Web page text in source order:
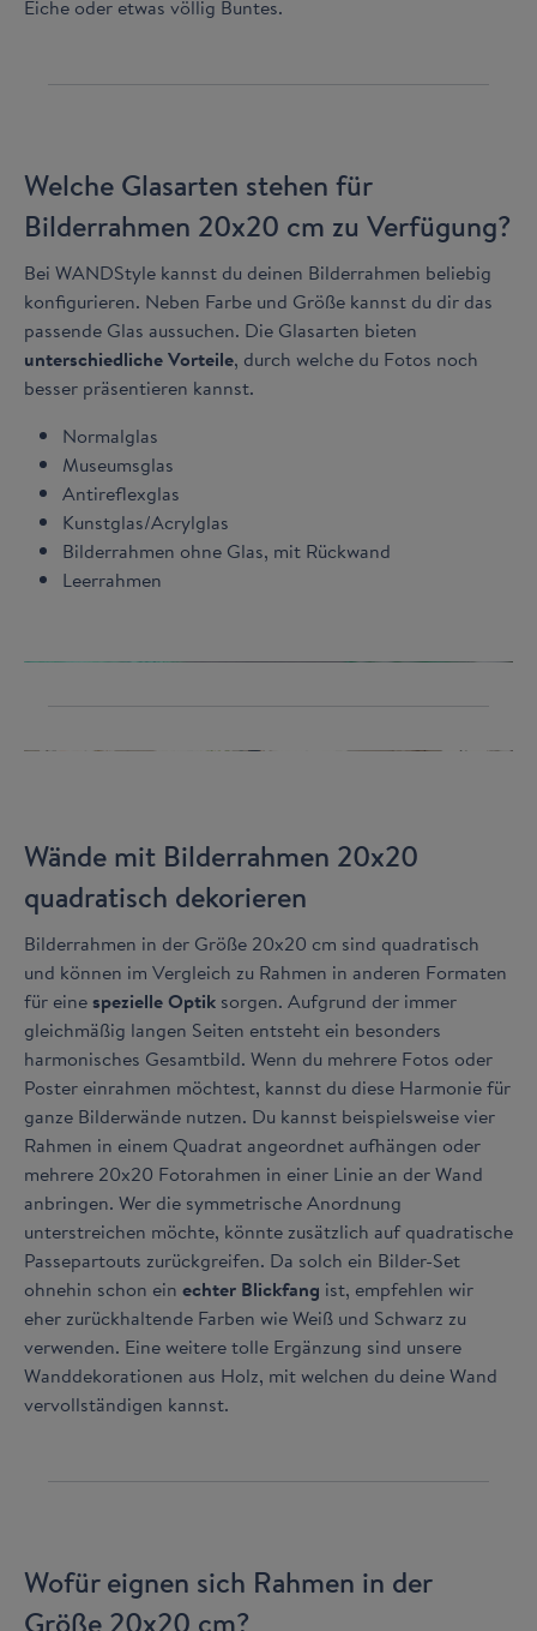
Eiche oder etwas völlig Buntes.
Welche Glasarten stehen für
Bilderrahmen 20x20 cm zu Verfügung?
Bei WANDStyle kannst du deinen Bilderrahmen beliebig
konfigurieren. Neben Farbe und Größe kannst du dir das
passende Glas aussuchen. Die Glasarten bieten
unterschiedliche Vorteile, durch welche du Fotos noch
besser präsentieren kannst.
Normalglas
Museumsglas
Antireflexglas
Kunstglas/Acrylglas
Bilderrahmen ohne Glas, mit Rückwand
Leerrahmen
Wände mit Bilderrahmen 20x20
quadratisch dekorieren
Bilderrahmen in der Größe 20x20 cm sind quadratisch
und können im Vergleich zu Rahmen in anderen Formaten
für einespezielle Optik sorgen. Aufgrund der immer
gleichmäßig langen Seiten entsteht ein besonders
harmonisches Gesamtbild. Wenn du mehrere Fotos oder
Poster einrahmen möchtest, kannst du diese Harmonie für
ganze Bilderwände nutzen. Du kannst beispielsweise vier
Rahmen in einem Quadrat angeordnet aufhängen oder
mehrere 20x20 Fotorahmen in einer Linie an der Wand
anbringen. Wer die symmetrische Anordnung
unterstreichen möchte, könnte zusätzlich auf quadratische
Passepartouts zurückgreifen. Da solch ein Bilder-Set
ohnehin schon ein echter Blickfang ist, empfehlen wir
eher zurückhaltende Farben wie Weiß und Schwarz zu
verwenden. Eine weitere tolle Ergänzung sind unsere
Wanddekorationen aus Holz, mit welchen du deine Wand
vervollständigen kannst.
Wofür eignen sich Rahmen in der